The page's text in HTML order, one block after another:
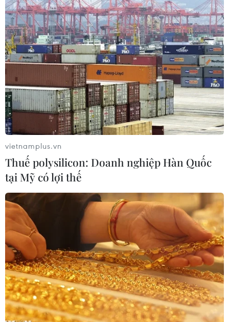
Hà Tĩnh chấp thuận chủ trương đầu
tư loạt dự án điện gió trên 7.800 tỷ
đồng
07/08/2026 10:33
Có 50 cơ sở kiểm nghiệm được GACC
chấp nhận phục vụ xuất khẩu mít,
sầu riêng
07/08/2026 10:27
Hàn Quốc áp dụng ưu đãi thuế hỗ
trợ 6 ngành công nghiệp chiến lược
07/08/2026 10:21
Hạ tầng AI - động lực tăng trưởng
mới của Đông Nam Á
07/08/2026 10:19
VN-Index tăng hơn 3 điểm nhờ sức
vietnamplus.vn
Thuế polysilicon: Doanh nghiệp Hàn Quốc
tại Mỹ có lợi thế